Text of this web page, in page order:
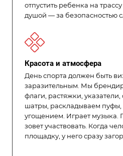
отпустить ребенка на
душой — за безопасностью
Красота и атмосфера
День спорта должен быть
заразительным. Мы
флаги, растяжки,
шатры, раскладываем пуфы,
угощением. Играет музыка.
зовет участвовать. Когда
площадку, у него сразу